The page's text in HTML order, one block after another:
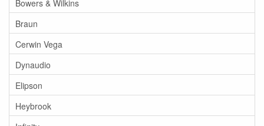
Bowers & Wilkins
Braun
Cerwin Vega
Dynaudio
Elipson
Heybrook